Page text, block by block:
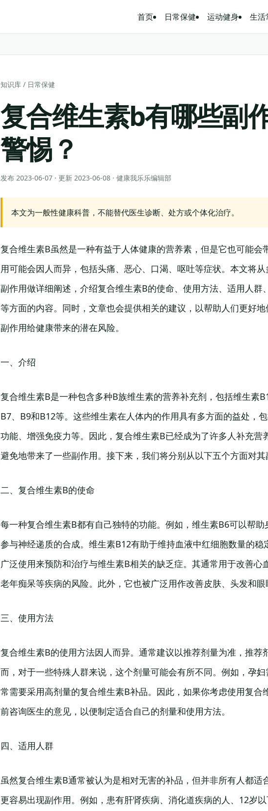
首页 日常保健 运动健身 生活
知识库 / 日常保健
复合维生素b有哪些副
警惕？
发布 2023-06-07 · 更新 2023-06-08 · 健康我乐乐编辑部
本文为一般性健康科普，不能替代医生诊断、处方或个体化治疗。
复合维生素B虽然是一种有益于人体健康的营养素，但是它也可能会
用可能会因人而异，包括头痛、恶心、口渴、呕吐等症状。本文将
副作用做详细阐述，介绍复合维生素B的使命、使用方法、适用人群
等方面的内容。同时，文章也会提供相关的建议，以帮助人们更好
副作用给健康带来的潜在风险。
一、介绍
复合维生素B是一种包含多种B族维生素的营养补充剂，包括维生素
B7、B9和B12等。这些维生素在人体内的作用具有多方面的益处，
功能、增强免疫力等。因此，复合维生素B已经成为了许多人补充营
避免地带来了一些副作用。接下来，我们将分别从以下五个方面对其
二、复合维生素B的使命
每一种复合维生素B都有自己独特的功能。例如，维生素B6可以帮
参与神经递质的合成。维生素B12有助于维持血液中红细胞数量的稳
广泛使用来预防和治疗与维生素B相关的缺乏症。其通常用于改善心
老年痴呆等疾病的风险。此外，它也被广泛用作改善皮肤、头发和眼
三、使用方法
复合维生素B的使用方法因人而异。通常建议以推荐剂量为准，推荐
而，对于一些特殊人群来说，这个剂量可能会有所不同。例如，孕
常需要采用高剂量的复合维生素B补品。因此，如果你考虑使用复合
前咨询医生的意见，以便制定适合自己的剂量和使用方法。
四、适用人群
虽然复合维生素B通常被认为是相对无害的补品，但并非所有人都适
更容易出现副作用。例如，患有肝肾疾病、消化道疾病的人、12岁